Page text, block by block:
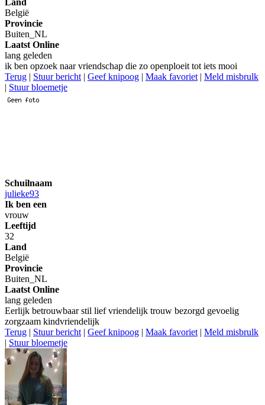
Land
België
Provincie
Buiten_NL
Laatst Online
lang geleden
ik ben opzoek naar vriendschap die zo openploeit tot iets mooi
Terug | Stuur bericht | Geef knipoog | Maak favoriet | Meld misbrulk
| Stuur bloemetje
Schuilnaam
julieke93
Ik ben een
vrouw
Leeftijd
32
Land
België
Provincie
Buiten_NL
Laatst Online
lang geleden
Eerlijk betrouwbaar stil lief vriendelijk trouw bezorgd gevoelig
zorgzaam kindvriendelijk
Terug | Stuur bericht | Geef knipoog | Maak favoriet | Meld misbrulk
| Stuur bloemetje